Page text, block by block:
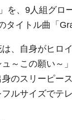
」を、9人組グ
タイトル曲「
、自身がヒロ
ュ～この願い～
のスリーピー
ルサイズでテ